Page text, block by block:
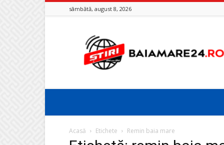
sâmbătă, august 8, 2026
Baia
Mare
24
Acasă Etichete Remin baia mare